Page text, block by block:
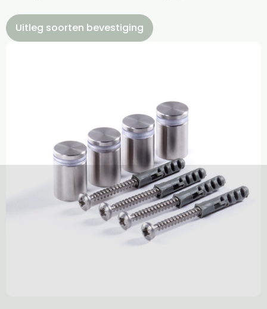
Uitleg soorten bevestiging